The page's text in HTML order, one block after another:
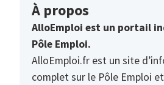
À propos
AlloEmploi est un portail
Pôle Emploi.
AlloEmploi.fr est un site
complet sur le Pôle Emploi